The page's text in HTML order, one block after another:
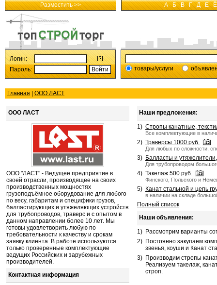
Разместить >> А Б В Г Д Е Ё
Логин:
Пароль:
товары/услуги
Главная ООО ЛАСТ
ООО ЛАСТ
ООО "ЛАСТ" - Ведущее предприятие в
своей отрасли, производящее на своих
производственных мощностях
грузоподъёмное оборудование для любого
по весу, габаритам и специфики грузов,
балластирующих и утяжеляющих устройств
для трубопроводов, траверс и с опытом в
данном направлении более 10 лет. Мы
готовы удовлетворить любую по
требовательности к качеству и срокам
заявку клиента. В работе используются
только проверенные комплектующие
ведущих Российских и зарубежных
производителей.
Контактная информация
Наши предложения:
1) Стропы канатные,
Все комплектующие в
2) Траверсы 1000 руб.
Для любых по сложности,
3) Балласты и
Для трубопроводом
4) Такелаж 500 руб.
Финского, Польского и
5) Канат стальной и цепь
в наличии на складе
Полный список
Наши объявления:
1) Рассмотрим варианты
2) Постоянно закупаем
звенья, коуши и Канат
3) Производим стропы
Реализуем такелаж,
строп.